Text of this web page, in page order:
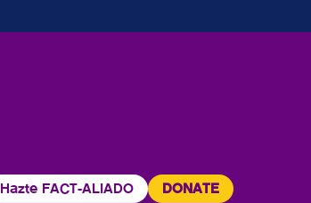
Hazte FACT-ALIADO DONATE